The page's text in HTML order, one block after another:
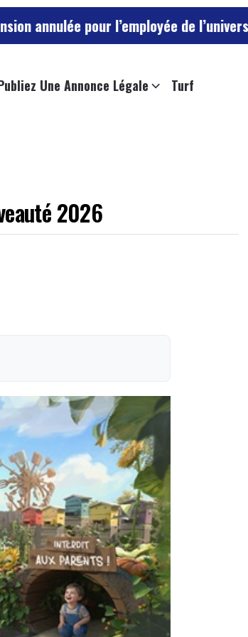
pour l’employée de l’université
Une Annonce Légale Turf
2026